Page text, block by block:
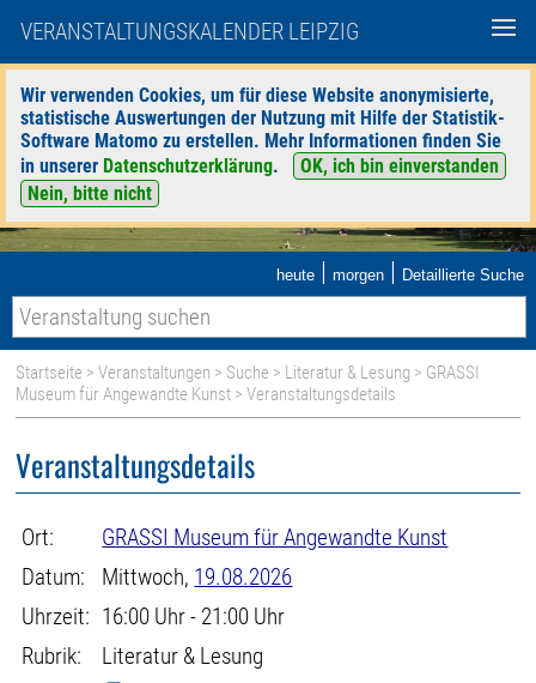
VERANSTALTUNGSKALENDER LEIPZIG
Wir verwenden Cookies, um für diese Website anonymisierte,
statistische Auswertungen der Nutzung mit Hilfe der Statistik-
Software Matomo zu erstellen. Mehr Informationen finden Sie
in unserer Datenschutzerklärung.
OK, ich bin einverstanden
Nein, bitte nicht
heute | morgen | Detaillierte Suche
Startseite >Veranstaltungen > Suche > Literatur & Lesung > GRASSI
Museum für Angewandte Kunst > Veranstaltungsdetails
Veranstaltungsdetails
Ort:
GRASSI Museum für Angewandte Kunst
Datum:
Mittwoch, 19.08.2026
Uhrzeit: 16:00 Uhr - 21:00 Uhr
Rubrik:
Literatur & Lesung